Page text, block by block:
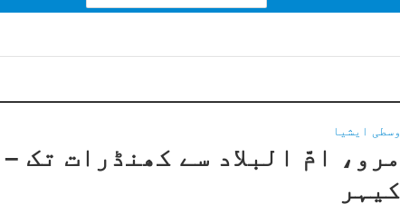
وسطی ایشیا
مرو، امّ البلاد سے کھنڈرات تک
کیہر